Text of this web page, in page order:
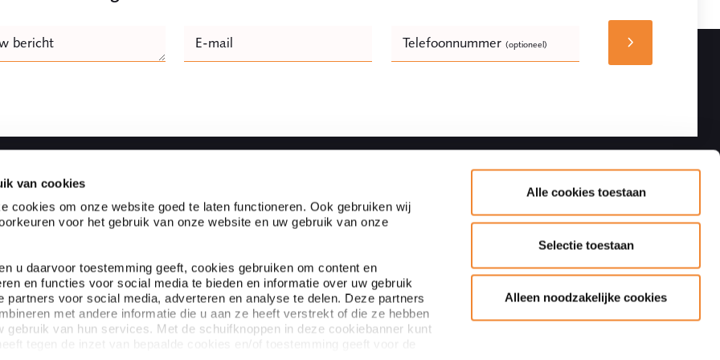
van cookies
cookies om onze website goed te laten functioneren. Ook gebruiken wij
voor het gebruik van onze website en uw gebruik van onze
u daarvoor toestemming geeft, cookies gebruiken om content en
en functies voor social media te bieden en informatie over uw gebruik
partners voor social media, adverteren en analyse te delen. Deze partners
met andere informatie die u aan ze heeft verstrekt of die ze hebben
gebruik van hun services. Met de schuifknoppen in deze cookiebanner kunt
Alle cookies toestaan
Selectie toestaan
Alleen noodzakelijke cookies
E-mail Telefoonnummer (optioneel)
bericht
advocaten- en
ruim 100 advocaten en
in Nederland en
organisaties te kunnen
Partnerships
Expertises
Specialisten
Over Ploum
Inschrijven nieuwsbrief
Contactgegevens
Adres
Blaak 28
+31 10 440 64 40
info@ploum.nl